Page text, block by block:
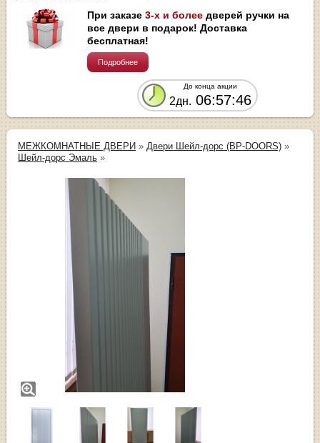
При заказе3-х и более дверей ручки на
все двери в подарок! Доставка
бесплатная!
Подробнее
До конца акции
2дн. 06:57:46
МЕЖКОМНАТНЫЕ ДВЕРИ » Двери Шейл-дорс (BP-DOORS) »
Шейл-дорс Эмаль »